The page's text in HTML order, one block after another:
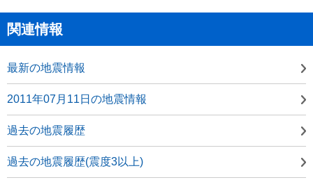
関連情報
最新の地震情報
2011年07月11日の地震情報
過去の地震履歴
過去の地震履歴(震度3以上)